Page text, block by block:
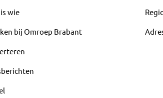
wie
bij Omroep Brabant